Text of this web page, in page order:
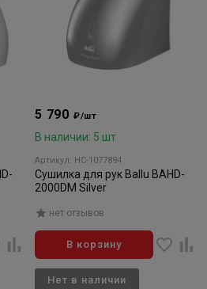
5 790 ₽/шт
В наличии: 5 шт
Артикул: НС-1077894
Сушилка для рук Ballu BAHD-
2000DM Silver
нет отзывов
В корзину
Нет в наличии